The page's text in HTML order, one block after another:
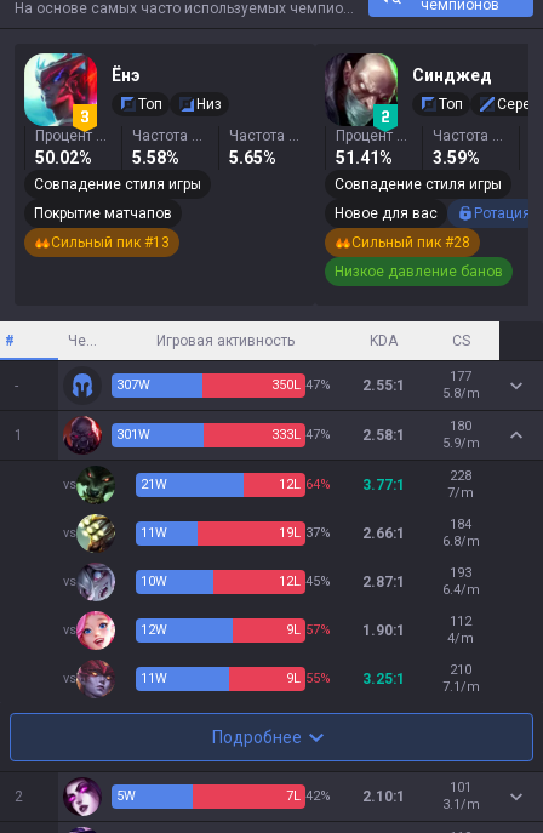
На основе самых часто используемых чемпионов, результатов и ключевых показателей этого призывателя.
чемпионов
Ёнэ
Топ
Низ
Процент побед
50.02%
Частота выбора
5.58%
Частота бана
5.65%
Совпадение стиля игры
Покрытие матчапов
Сильный пик #13
Синджед
Топ
Процент побед
51.41%
Частота выбора
3.59%
Совпадение стиля игры
Новое для вас
Ротация
Сильный пик #28
Низкое давление банов
# Чемпион Игровая активность KDA CS
- 307W 350L 47% 2.55:1
177
5.8/m
1 301W 333L 47% 2.58:1
180
5.9/m
vs 21W 12L 64% 3.77:1
228
7/m
vs 11W 19L 37% 2.66:1
184
6.8/m
vs 10W 12L 45% 2.87:1
193
6.4/m
vs 12W 9L 57% 1.90:1
112
4/m
vs 11W 9L 55% 3.25:1
210
7.1/m
Подробнее
2 5W 7L 42% 2.10:1
101
3.1/m